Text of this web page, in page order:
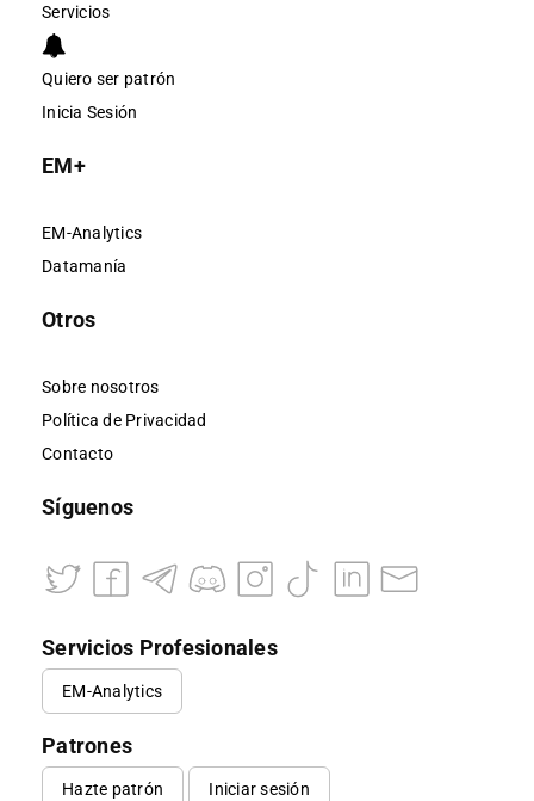
Servicios
Quiero ser patrón
Inicia Sesión
EM+
EM-Analytics
Datamanía
Otros
Sobre nosotros
Política de Privacidad
Contacto
Síguenos
Servicios Profesionales
EM-Analytics
Patrones
Hazte patrón Iniciar sesión